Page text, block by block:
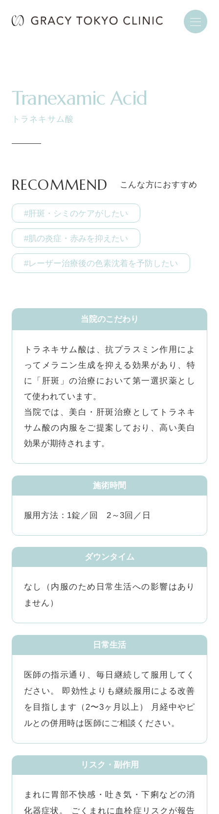
Tranexamic Acid
トラネキサム酸
RECOMMEND こんな方におすすめ
#肝斑・シミのケアがしたい
#肌の炎症・赤みを抑えたい
#レーザー治療後の色素沈着を予防したい
当院のこだわり
トラネキサム酸は、抗プラスミン作用によ
ってメラニン生成を抑える効果があり、特
に「肝斑」の治療において第一選択薬とし
て使われています。
当院では、美白・肝斑治療としてトラネキ
サム酸の内服をご提案しており、高い美白
効果が期待されます。
施術時間
服用方法：1錠／回 2～3回／日
ダウンタイム
なし（内服のため日常生活への影響はあり
ません）
日常生活
医師の指示通り、毎日継続して服用してく
ださい。 即効性よりも継続服用による改善
を目指します（2〜3ヶ月以上） 月経中やピ
ルとの併用時は医師にご相談ください。
リスク・副作用
まれに胃部不快感・吐き気・下痢などの消
化器症状。 ごくまれに血栓症リスクが報告